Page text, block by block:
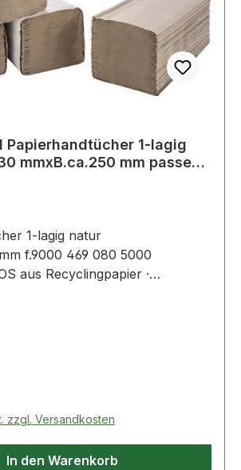
1-lagig
mmxB.ca.250 mm passend
1-lagig natur
f.9000 469 080 5000
aus Recyclingpapier ·
zzgl. Versandkosten
In den Warenkorb